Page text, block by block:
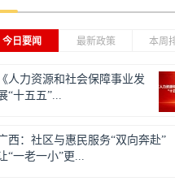
今日要闻 最新政策 本周
《人力资源和社会保障事业发
“十五五”...
西：社区与惠民服务“双向奔赴”
“一老一小”更...